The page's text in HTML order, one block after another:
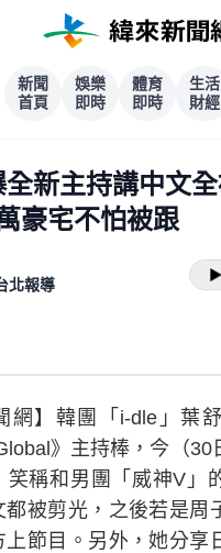
新聞
首頁
娛樂
即時
體育
即時
生活
財經
全新主持講中文
豪宅不怕被跟
北報導
網】韓團「i-dle」葉
》主持棒，今（
笑稱和男團「威神V」
都被剪光，之後若是周
上節目。另外，她分享